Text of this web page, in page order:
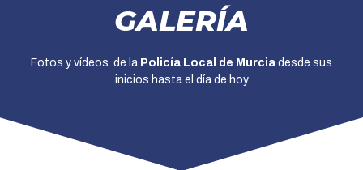
GALERÍA
Fotos y vídeos de la Policía Local de Murcia desde sus
inicios hasta el día de hoy